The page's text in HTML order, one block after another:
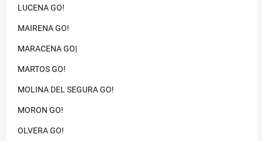
LUCENA GO!
MAIRENA GO!
MARACENA GO|
MARTOS GO!
MOLINA DEL SEGURA GO!
MORON GO!
OLVERA GO!